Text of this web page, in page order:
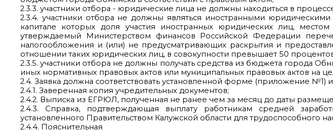
2.3.3. участники отбора - юридические лица не должны находиться в
2.3.4. участники отбора не должны являться иностранными
капитале которых доля участия иностранных юридических лиц,
утверждаемый Министерством финансов Российской Федерации
налогообложения и (или) не предусматривающих раскрытия и
отношении таких юридических лиц, в совокупности превышает 50
2.3.5. участники отбора не должны получать средства из бюджета города
иных нормативных правовых актов или муниципальных правовых актов на
2.4. Заявка должна соответствовать установленной форме (приложение
2.4.1. Заверенная копия учредительных документов;
2.4.2. Выписка из ЕГРЮЛ, полученная не ранее чем за месяц до даты
2.4.3. Справка, подтверждающая выплату работникам средней
установленного Правительством Калужской области для трудоспособного
2.4.4. Пояснительная